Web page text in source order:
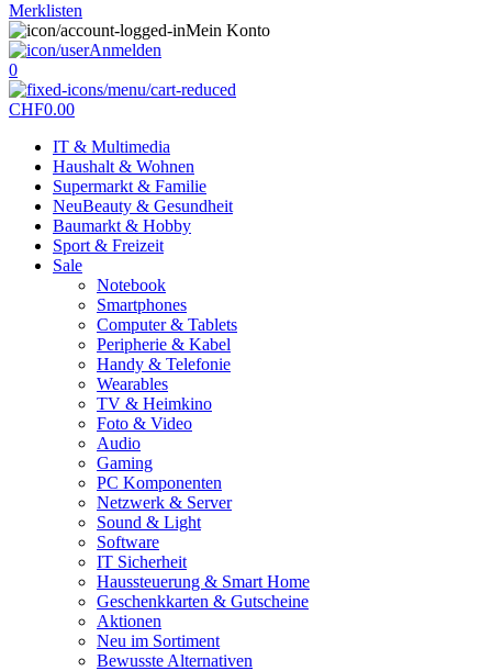
Merklisten
Mein Konto
Anmelden
0
CHF0.00
IT & Multimedia
Haushalt & Wohnen
Supermarkt & Familie
NeuBeauty & Gesundheit
Baumarkt & Hobby
Sport & Freizeit
Sale
Notebook
Smartphones
Computer & Tablets
Peripherie & Kabel
Handy & Telefonie
Wearables
TV & Heimkino
Foto & Video
Audio
Gaming
PC Komponenten
Netzwerk & Server
Sound & Light
Software
IT Sicherheit
Haussteuerung & Smart Home
Geschenkkarten & Gutscheine
Aktionen
Neu im Sortiment
Bewusste Alternativen